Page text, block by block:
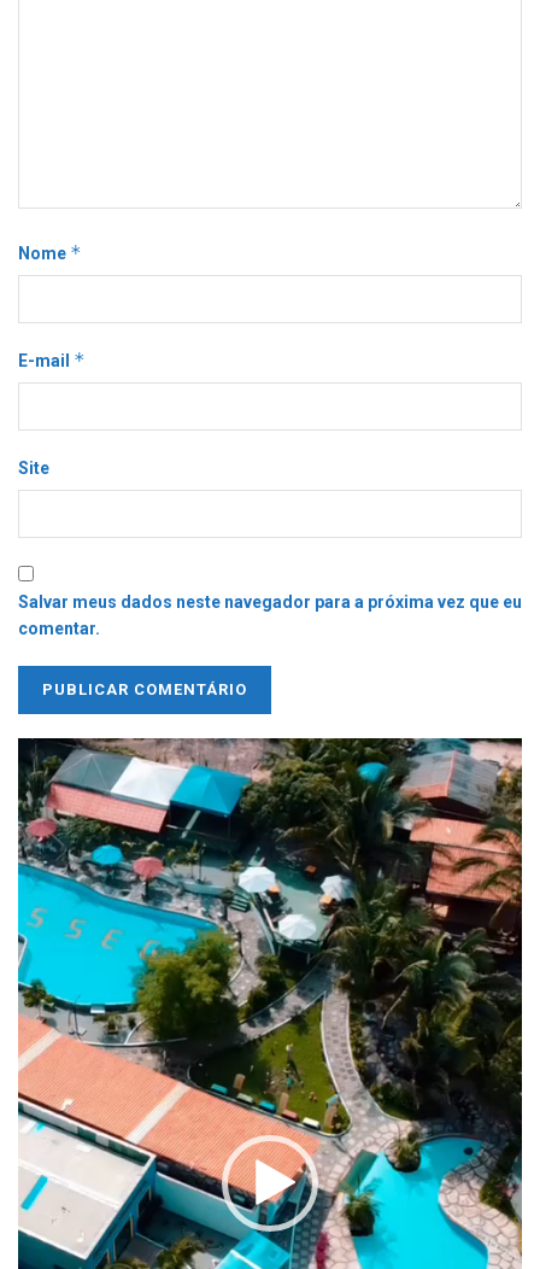
Nome *
E-mail *
Site
Salvar meus dados neste navegador para a próxima vez que eu
comentar.
Tocador
de
vídeo